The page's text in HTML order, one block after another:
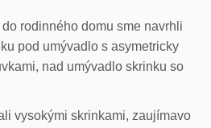
rodinného domu sme navrhli
pod umývadlo s asymetricky
nad umývadlo skrinku so
vysokými skrinkami, zaujímavo